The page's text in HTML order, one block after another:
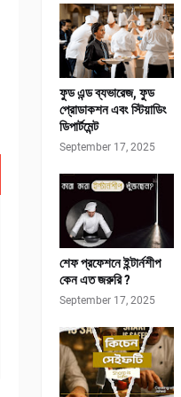
ফুড এন্ড ব্যভারেজ, ফুড
প্রোডাকশন এবং স্টিয়াডিং
ডিপার্টমেন্ট
September 17, 2025
শেফ প্রফেশনে ইন্টার্নশীপ
কেন এত জরুরি ?
September 17, 2025